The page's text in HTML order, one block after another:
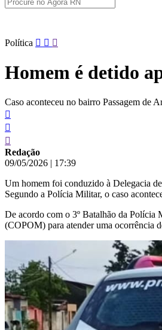
Pular
conteúdo
Política
Homem é detido
Caso aconteceu no bairro Passagem de
Redação
09/05/2026 | 17:39
Um homem foi conduzido à Delegacia
Segundo a Polícia Militar, o caso
De acordo com o 3º Batalhão da Polícia
(COPOM) para atender uma ocorrência